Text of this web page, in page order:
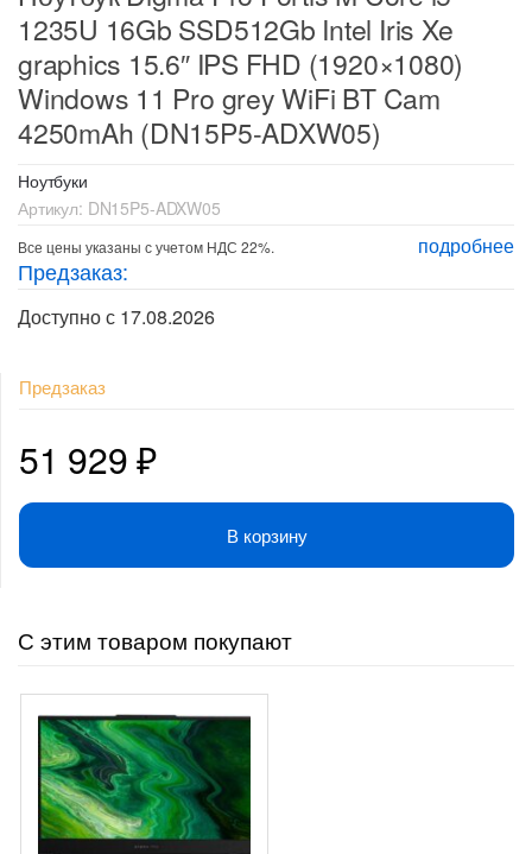
1235U 16Gb SSD512Gb Intel Iris Xe
graphics 15.6″ IPS FHD (1920×1080)
Windows 11 Pro grey WiFi BT Cam
4250mAh (DN15P5-ADXW05)
Ноутбуки
Артикул: DN15P5-ADXW05
подробнее
Все цены указаны с учетом НДС 22%.
Предзаказ:
Доступно с 17.08.2026
Предзаказ
51 929₽
В корзину
С этим товаром покупают